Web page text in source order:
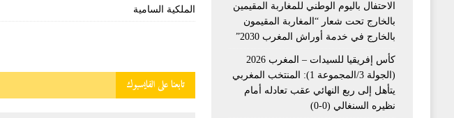
الملكية السامية
تابعنا على الفايسبوك
الاحتفال باليوم الوطني للمغاربة المقيمين
بالخارج تحت شعار “المغاربة المقيمون
بالخارج في خدمة أوراش المغرب 2030”
كأس إفريقيا للسيدات – المغرب 2026
(الجولة 3/المجموعة 1): المنتخب المغربي
يتأهل إلى ربع النهائي عقب تعادله أمام
نظيره السنغالي (0-0)